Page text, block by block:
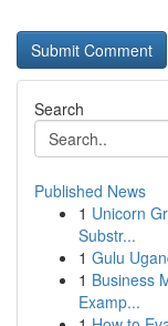
Search
Published News
1 Unicorn
Substr...
1 Gulu
1 Business
Examp...